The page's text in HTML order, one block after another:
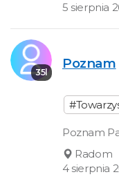
5 sierpnia
35l
Poznam
Poznam
Radom
4 sierpnia